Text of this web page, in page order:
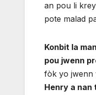
an pou li
pote malad
Konbit la
pou jwenn
fòk yo jwenn
Henry a nan